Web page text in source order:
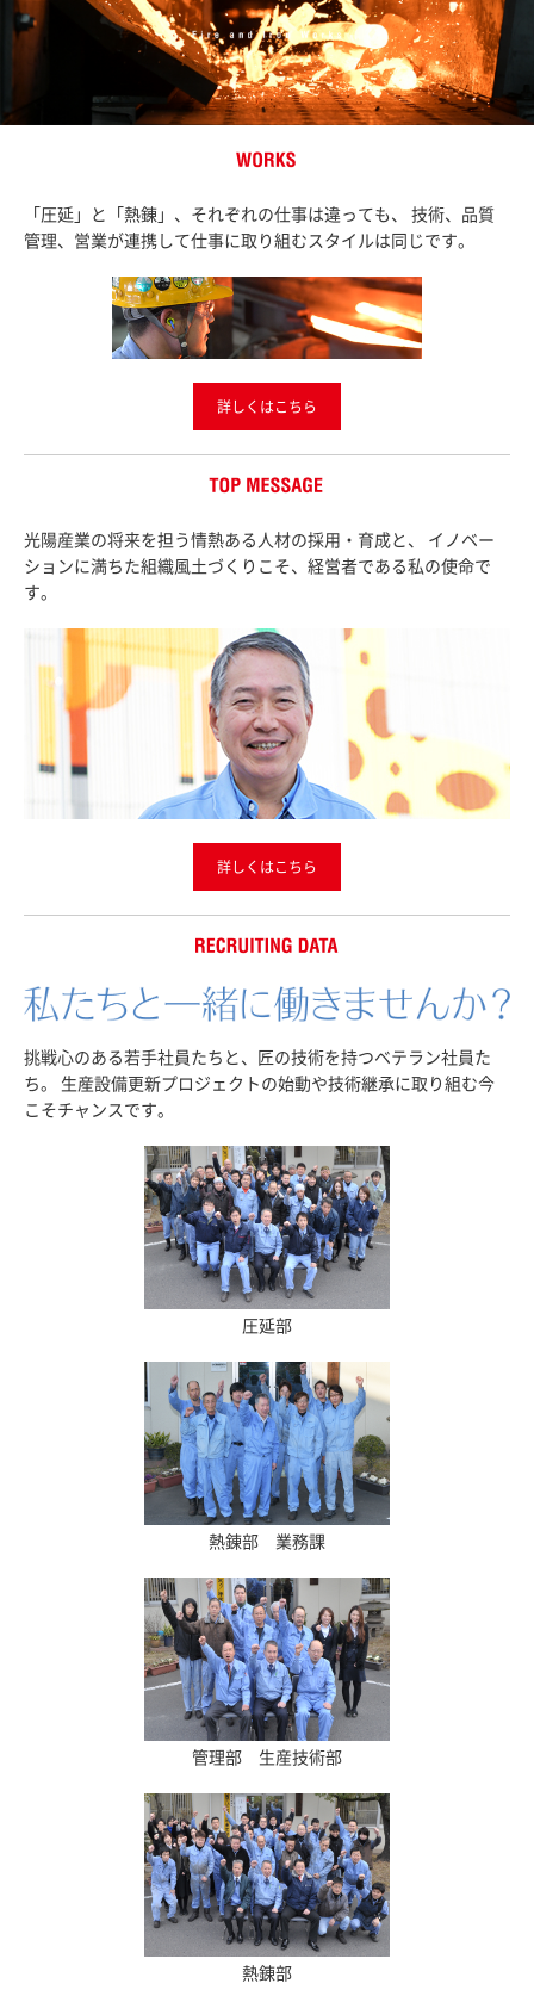
「圧延」と「熱錬」、それぞれの仕事は違っても、
技術、品質
管理、営業が連携して仕事に取り組むスタイルは同じです。
詳しくはこちら
光陽産業の将来を担う情熱ある人材の採用・育成と、
イノベー
ションに満ちた組織風土づくりこそ、経営者である私の使命で
す。
詳しくはこちら
挑戦心のある若手社員たちと、匠の技術を持つベテラン社員た
ち。
生産設備更新プロジェクトの始動や技術継承に取り組む今
こそチャンスです。
圧延部
熱錬部 業務課
管理部 生産技術部
熱錬部